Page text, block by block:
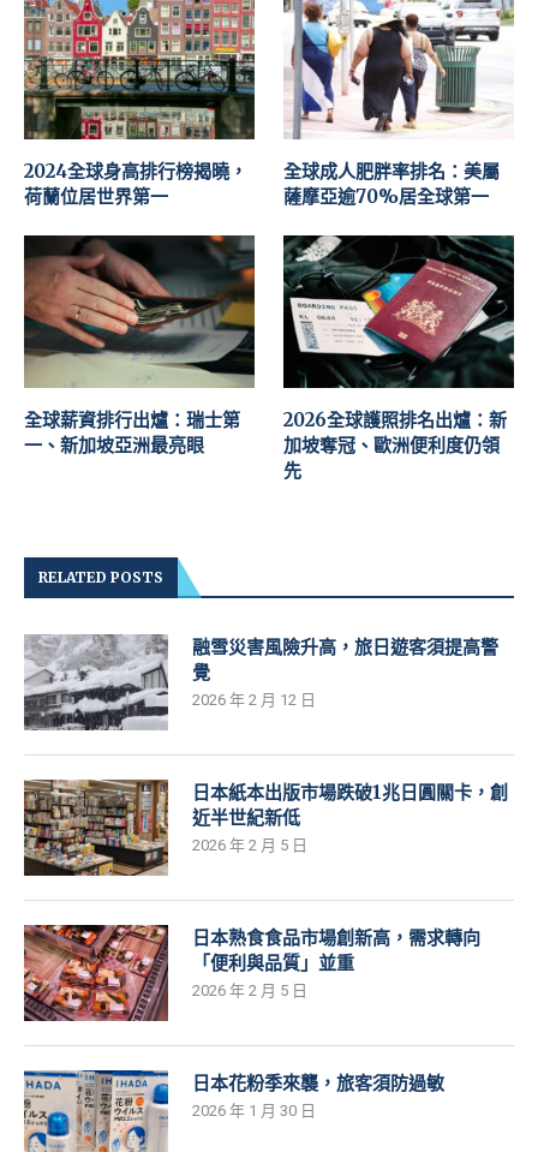
2024全球身高排行榜揭曉，
荷蘭位居世界第一
全球成人肥胖率排名：美屬
薩摩亞逾70%居全球第一
全球薪資排行出爐：瑞士第
一、新加坡亞洲最亮眼
2026全球護照排名出爐：新
加坡奪冠、歐洲便利度仍領
先
RELATED POSTS
融雪災害風險升高，旅日遊客須提高警
覺
2026 年 2 月 12 日
日本紙本出版市場跌破1兆日圓關卡，創
近半世紀新低
2026 年 2 月 5 日
日本熟食食品市場創新高，需求轉向
「便利與品質」並重
2026 年 2 月 5 日
日本花粉季來襲，旅客須防過敏
2026 年 1 月 30 日